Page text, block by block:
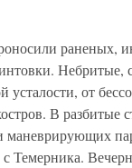
раненых,
Небритые,
усталости, от
В разбитые
маневрирующих
Темерника.